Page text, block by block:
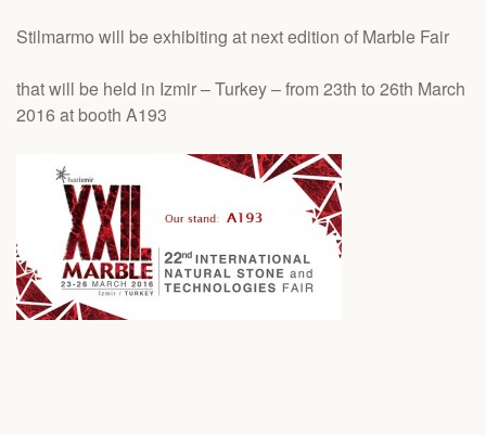
Stilmarmo will be exhibiting at next edition of Marble Fair
that will be held in Izmir – Turkey – from 23th to 26th March
2016 at booth A193